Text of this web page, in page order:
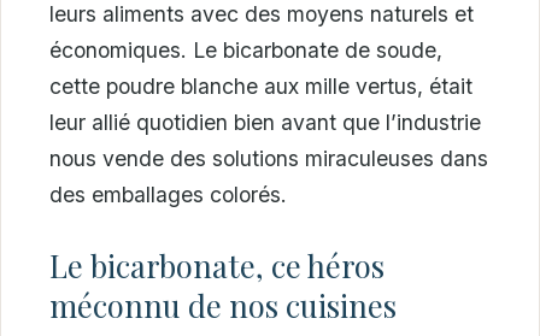
leurs aliments avec des moyens naturels et
économiques. Le bicarbonate de soude,
cette poudre blanche aux mille vertus, était
leur allié quotidien bien avant que l’industrie
nous vende des solutions miraculeuses dans
des emballages colorés.
Le bicarbonate, ce héros
méconnu de nos cuisines